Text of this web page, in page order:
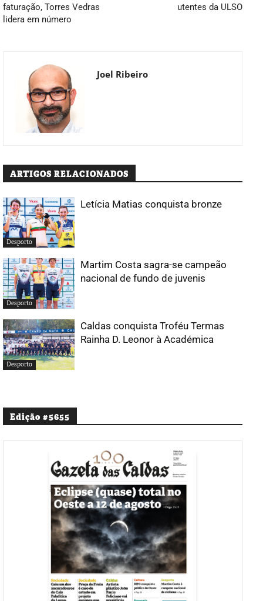
faturação, Torres Vedras
lidera em número
utentes da ULSO
Joel Ribeiro
ARTIGOS RELACIONADOS
Desporto
Letícia Matias conquista bronze
Desporto
Martim Costa sagra-se campeão
nacional de fundo de juvenis
Desporto
Caldas conquista Troféu Termas
Rainha D. Leonor à Académica
Edição #5655